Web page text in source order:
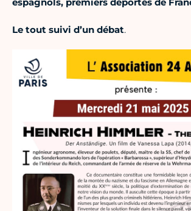
espagnols, premiers déportés de
Le tout suivi d’un débat.